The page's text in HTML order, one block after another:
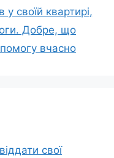
своїй квартирі,
Добре, що
вчасно
свої